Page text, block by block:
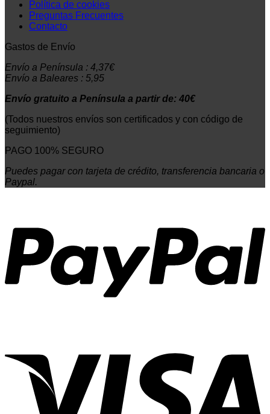
Política de cookies
Preguntas Frecuentes
Contacto
Gastos de Envío
Envío a Península : 4,37€
Envío a Baleares : 5,95
Envío gratuito a Península a partir de: 40€
(Todos nuestros envíos son certificados y con código de
seguimiento)
PAGO 100% SEGURO
Puedes pagar con tarjeta de crédito, transferencia bancaria o
Paypal.